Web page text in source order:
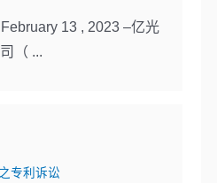
13 , 2023 –亿光
（ ...